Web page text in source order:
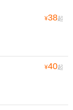
¥38起
¥40起